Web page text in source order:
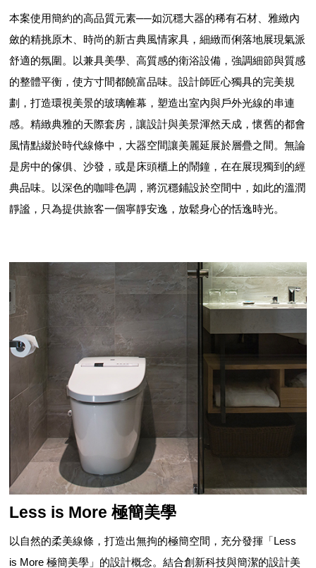
本案使用簡約的高品質元素──如沉穩大器的稀有石材、雅緻內
斂的精挑原木、時尚的新古典風情家具，細緻而俐落地展現氣派
舒適的氛圍。以兼具美學、高質感的衛浴設備，強調細節與質感
的整體平衡，使方寸間都饒富品味。設計師匠心獨具的完美規
劃，打造環視美景的玻璃帷幕，塑造出室內與戶外光線的串連
感。精緻典雅的天際套房，讓設計與美景渾然天成，懷舊的都會
風情點綴於時代線條中，大器空間讓美麗延展於層疊之間。無論
是房中的傢俱、沙發，或是床頭櫃上的鬧鐘，在在展現獨到的經
典品味。以深色的咖啡色調，將沉穩鋪設於空間中，如此的溫潤
靜謐，只為提供旅客一個寧靜安逸，放鬆身心的恬逸時光。
Less is More 極簡美學
以自然的柔美線條，打造出無拘的極簡空間，充分發揮「Less
is More 極簡美學」的設計概念。結合創新科技與簡潔的設計美